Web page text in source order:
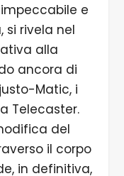
e
si rivela nel
alla
ancora di
Matic, i
Telecaster.
del
il corpo
in definitiva,